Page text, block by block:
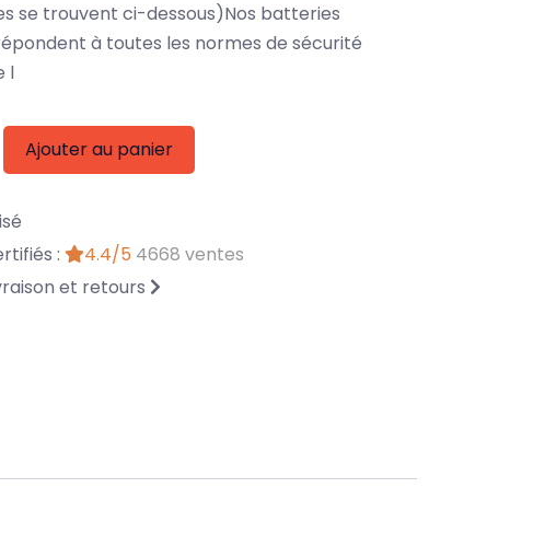
se trouvent ci-dessous)Nos batteries
à toutes les normes de sécurité
l
Ajouter au panier
:
4.4/5 4668 ventes
et retours